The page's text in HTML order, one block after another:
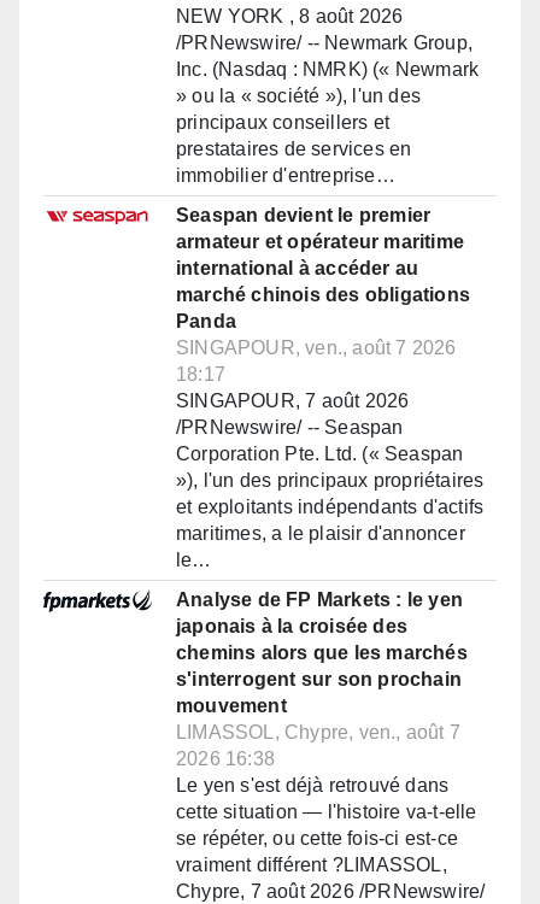
NEW YORK , 8 août 2026
/PRNewswire/ -- Newmark Group,
Inc. (Nasdaq : NMRK) (« Newmark
» ou la « société »), l'un des
principaux conseillers et
prestataires de services en
immobilier d'entreprise…
Seaspan devient le premier
armateur et opérateur maritime
international à accéder au
marché chinois des obligations
Panda
SINGAPOUR, ven., août 7 2026
18:17
SINGAPOUR, 7 août 2026
/PRNewswire/ -- Seaspan
Corporation Pte. Ltd. (« Seaspan
»), l'un des principaux propriétaires
et exploitants indépendants d'actifs
maritimes, a le plaisir d'annoncer
le…
Analyse de FP Markets : le yen
japonais à la croisée des
chemins alors que les marchés
s'interrogent sur son prochain
mouvement
LIMASSOL, Chypre, ven., août 7
2026 16:38
Le yen s'est déjà retrouvé dans
cette situation — l'histoire va-t-elle
se répéter, ou cette fois-ci est-ce
vraiment différent ?LIMASSOL,
Chypre, 7 août 2026 /PRNewswire/